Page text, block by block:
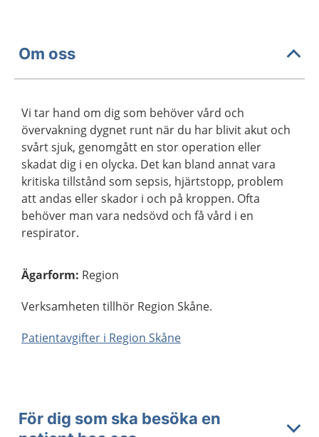
Om oss
Vi tar hand om dig som behöver vård och
övervakning dygnet runt när du har blivit akut och
svårt sjuk, genomgått en stor operation eller
skadat dig i en olycka. Det kan bland annat vara
kritiska tillstånd som sepsis, hjärtstopp, problem
att andas eller skador i och på kroppen. Ofta
behöver man vara nedsövd och få vård i en
respirator.
Ägarform: Region
Verksamheten tillhör Region Skåne.
Patientavgifter i Region Skåne
För dig som ska besöka en